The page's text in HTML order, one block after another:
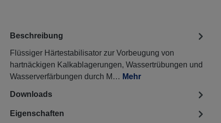
Beschreibung
Flüssiger Härtestabilisator zur Vorbeugung von
hartnäckigen Kalkablagerungen, Wassertrübungen und
Wasserverfärbungen durch M… Mehr
Downloads
Eigenschaften